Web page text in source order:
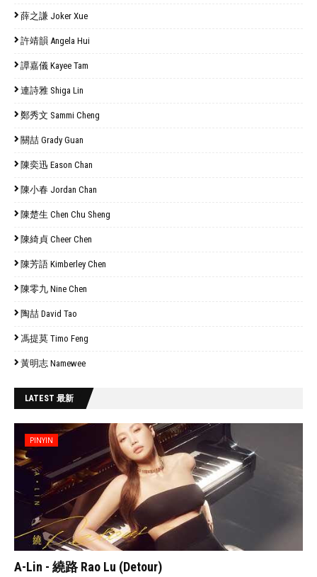
薛之謙 Joker Xue
許靖韻 Angela Hui
譚嘉儀 Kayee Tam
連詩雅 Shiga Lin
鄭秀文 Sammi Cheng
關喆 Grady Guan
陳奕迅 Eason Chan
陳小春 Jordan Chan
陳楚生 Chen Chu Sheng
陳綺貞 Cheer Chen
陳芳語 Kimberley Chen
陳零九 Nine Chen
陶喆 David Tao
馮提莫 Timo Feng
黃明志 Namewee
LATEST 最新
PINYIN
A-Lin - 繞路 Rao Lu (Detour)